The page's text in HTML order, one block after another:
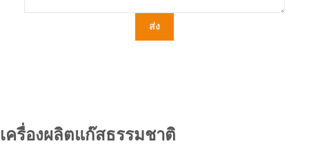
ส่ง
เครื่องผลิตแก๊สธรรมชาติ